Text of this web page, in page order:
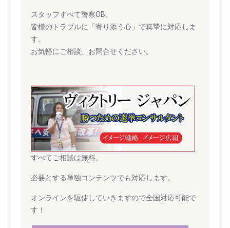
スタッフすべて警察OB。
皆様のトラブルに「寄り添う心」で真摯に対応しま
す。
お気軽にご相談、お問合せください。
すべてご相談は無料。
必要とする単独コンテンツでも対応します。
オンラインを駆使していきますので全国対応可能で
す！